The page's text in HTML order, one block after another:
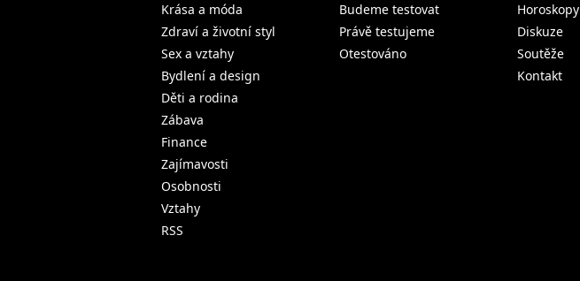
Krása a móda
Zdraví a životní styl
Sex a vztahy
Bydlení a design
Děti a rodina
Zábava
Finance
Zajímavosti
Osobnosti
Vztahy
RSS
Budeme testovat
Právě testujeme
Otestováno
Horoskopy
Diskuze
Soutěže
Kontakt